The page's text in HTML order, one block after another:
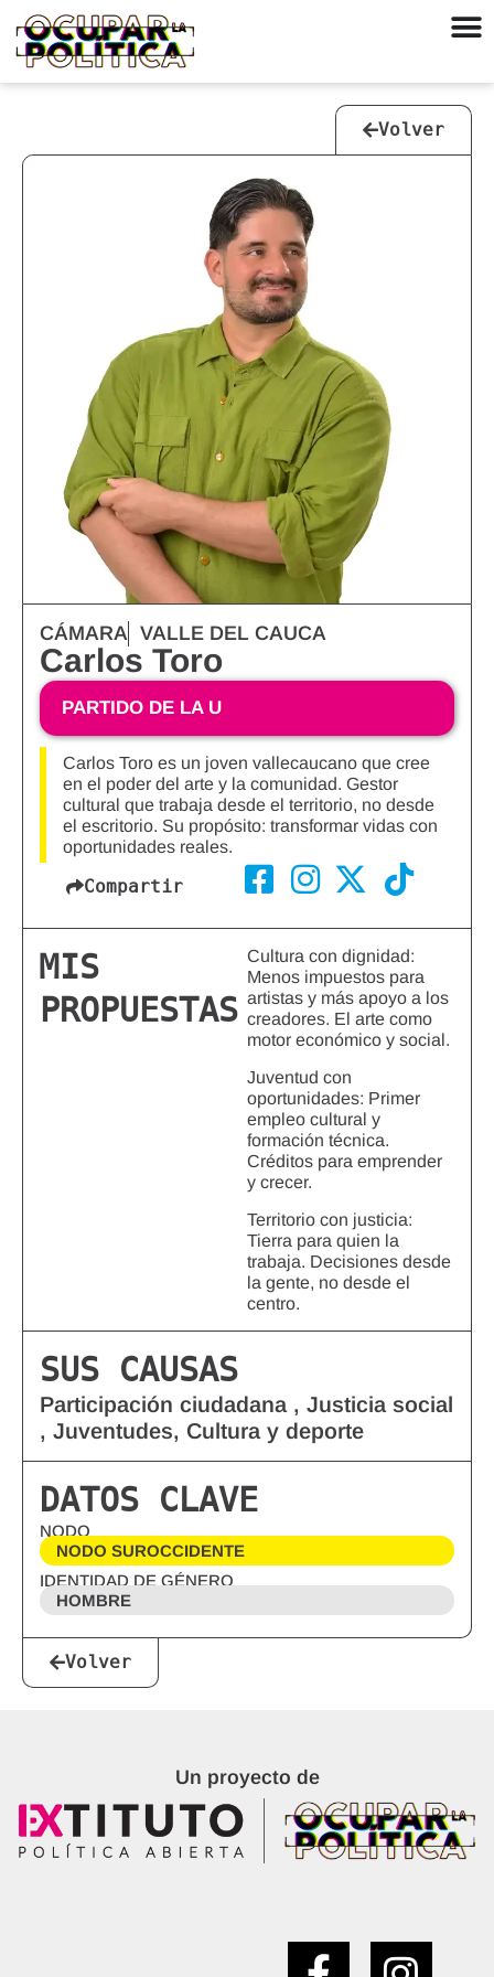
Volver
CÁMARA VALLE DEL CAUCA
Carlos Toro
PARTIDO DE LA U
Carlos Toro es un joven vallecaucano que cree
en el poder del arte y la comunidad. Gestor
cultural que trabaja desde el territorio, no desde
el escritorio. Su propósito: transformar vidas con
oportunidades reales.
Compartir
MIS
PROPUESTAS
Cultura con dignidad:
Menos impuestos para
artistas y más apoyo a los
creadores. El arte como
motor económico y social.
Juventud con
oportunidades: Primer
empleo cultural y
formación técnica.
Créditos para emprender
y crecer.
Territorio con justicia:
Tierra para quien la
trabaja. Decisiones desde
la gente, no desde el
centro.
SUS CAUSAS
Participación ciudadana , Justicia social
, Juventudes, Cultura y deporte
DATOS CLAVE
NODO
NODO SUROCCIDENTE
IDENTIDAD DE GÉNERO
HOMBRE
Volver
Un proyecto de